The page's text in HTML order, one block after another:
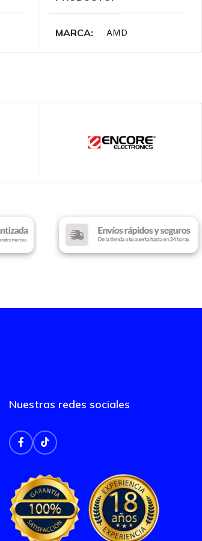
MARCA AMD
AMD Ryzen 7
SOCKET AM4
Nuestras redes sociales